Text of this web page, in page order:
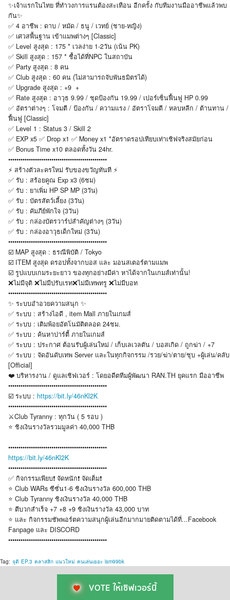
✨เจ้าแรกในไทย ที่ทำวงการแรนต้องสะเทือน อีกครั้ง กับทีมงานมืออาชีพแล้วพบ
กัน✨
✅ 4 อาชีพ : ดาบ / หมัด / ธนู / เวทย์ (ชาย-หญิง)
✅ เศวสพื้นฐาน เข้าแมพต่างๆ [Classic]
✅ Level สูงสุด : 175 * เวลง่าย 1-2วัน (เน้น PK)
✅ Skill สูงสุด : 157 * ชื้อได้ที่NPC ในสถาบัน
✅ Party สูงสุด : 8 คน
✅ Club สูงสุด : 60 คน (ไม่สามารถจับพันธมิตรได้)
✅ Upgrade สูงสุด : +9 +
✅ Rate สูงสุด : อาวุธ 9.99 / ชุดป้องกัน 19.99 / เปอร์เซ็นฟื้นฟู HP 0.99
✅ อัตราต่างๆ : โจมตี / ป้องกัน / ความแรง / อัตราโจมตี / หลบหลีก / ต้านทาน /
ฟื้นฟู [Classic]
✅ Level 1 : Status 3 / Skill 2
✅ EXP x5 ✅ Drop x1 ✅ Money x1 *อัตราดรอปเทียบเท่าเชิฟจริงสมัยก่อน
✅ Bonus Time x10 ตลอดทั้งวัน 24hr.
••••••••••••••••••••••••••••••••••••••••••••••••
⚡ สร้างตัวละครใหม่ รับของขวัญทันที ⚡
✅ รับ : สร้อยคูณ Exp x3 (6ชม)
✅ รับ : ยาเพิ่ม HP SP MP (3วัน)
✅ รับ : บัตรสัตว์เลี้ยง (3วัน)
✅ รับ : คัมภีย์พักใจ (3วัน)
✅ รับ : กล่องบัตรวาร์ปสำคัญต่างๆ (3วัน)
✅ รับ : กล่องอาวุธเด็กใหม่ (3วัน)
••••••••••••••••••••••••••••••••••••••••••••••••
☑️ MAP สูงสุด : ธรณีพิบัติ / Tokyo
☑️ ITEM สูงสุด ดรอปทั้งจากบอส และ มอนสเตอร์ตามแมพ
☑️ รูปแบบเกมระยะยาว ของทุกอย่างมีค่า หาได้จากในเกมส์เท่านั้น!
❌ไม่มีจุติ ❌ไม่มีปรับเรท❌ไม่มีเทพทรู ❌ไม่มีบอท
••••••••••••••••••••••••••••••••••••••••••••••••
✨ ระบบอำอวยความสนุก ✨
✅ ระบบ : สร้างไอดี , item Mall ภายในเกมส์
✅ ระบบ : เติมพ้อยอัตโนมัติตลอด 24ชม.
✅ ระบบ : ค้นหาปาร์ตี้ ภายในเกมส์
✅ ระบบ : ประกาศ ต้อนรับผู้เล่นใหม่ / เก็บเลเวลตัน / บอสเกิด / ถูกฆ่า / +7
✅ ระบบ : จัดอันดับเทพ Server และในทุกกิจกรรม /รวย/ฆ่า/ตาย/ชุบ +ผู้เล่น/คลับ
[Official]
❤️ บริหารงาน / ดูแลเชิฟเวอร์ : โดยอดีตทีมผู้พัฒนา RAN.TH ยุคแรก มืออาชีพ
••••••••••••••••••••••••••••••••••••••••••••••••
☑️ ระบบ : https://bit.ly/46nKl2K
••••••••••••••••••••••••••••••••••••••••••••••••
⚔️Club Tyranny : ทุกวัน ( 5 รอบ )
⭐️ ชิงเงินรางวัลรวมมูลค่า 40,000 THB
••••••••••••••••••••••••••••••••••••••••••••••••
https://bit.ly/46nKl2K
••••••••••••••••••••••••••••••••••••••••••••••••
✅ กิจกรรมเพียบ❗ จัดหนัก❗ จัดเต็ม❗
⭐️ Club WARs ซีซั่น1-6 ชิงเงินรางวัล 600,000 THB
⭐️ Club Tyranny ชิงเงินรางวัล 40,000 THB
⭐️ ตีบวกสำเร็จ +7 +8 +9 ชิงเงินรางวัล 43,000 บาท
⭐️ และ กิจกรรมชัพพอร์ตความสนุกผู้เล่นอีกมากมายติดตามได้ที่...Facebook
Fanpage และ DISCORD
••••••••••••••••••••••••••••••••••••••••••••••••
Tag: จุติ EP.3 คลาสสิก แนวใหม่ คนเล่นเยอะ lsm99bk
VOTE ให้เซิฟเวอร์นี้